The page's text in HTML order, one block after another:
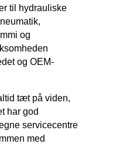
til hydrauliske
og
og OEM-
tæt på viden,
har god
servicecentre
med